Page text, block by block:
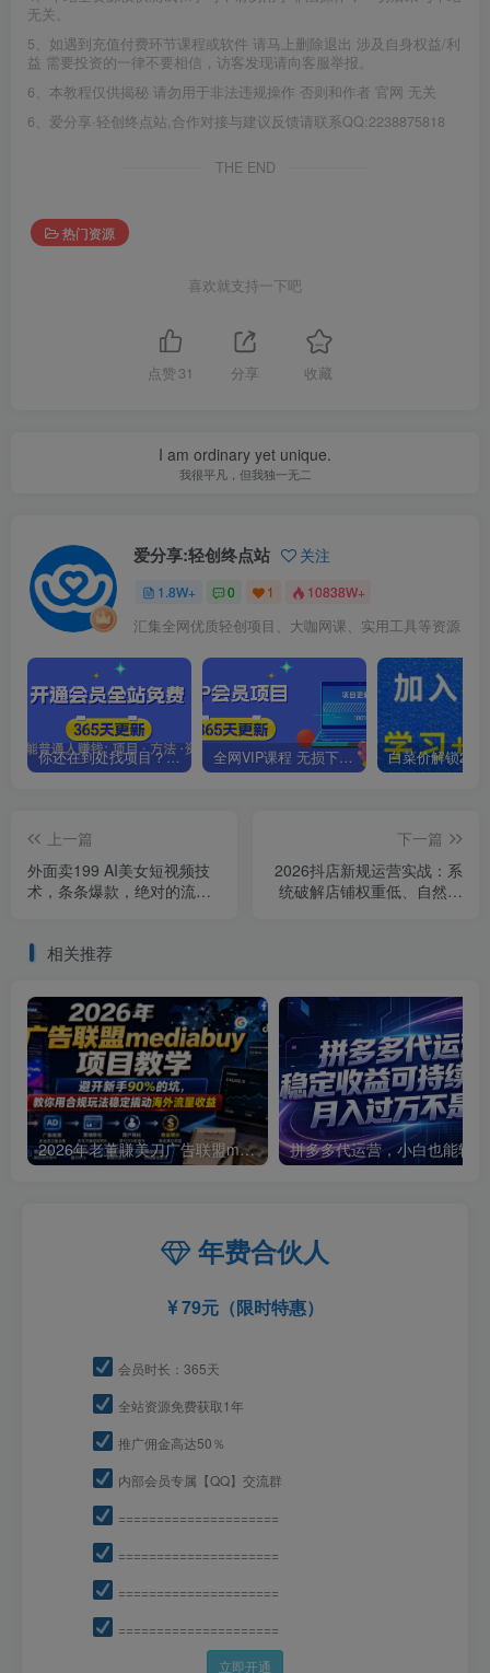
无关。
5、如遇到充值付费环节课程或软件 请马上删除退出 涉及自身权益/利
益 需要投资的一律不要相信，访客发现请向客服举报。
6、本教程仅供揭秘 请勿用于非法违规操作 否则和作者 官网 无关
6、爱分享·轻创终点站,合作对接与建议反馈请联系QQ:2238875818
THE END
热门资源
喜欢就支持一下吧
点赞 31 分享 收藏
I am ordinary yet unique.
我很平凡，但我独一无二
爱分享:轻创终点站 关注
1.8W+ 0 1 10838W+
汇集全网优质轻创项目、大咖网课、实用工具等资源
你还在到处找项目？还在当韭菜？我靠卖项目一个月收入5万+，曾经我也是个失败者。 全网VIP课程 无损下载~.~
上一篇
外面卖199 AI美女短视频技
术，条条爆款，绝对的流量
下一篇
2026抖店新规运营实战：系
统破解店铺权重低、自然流
相关推荐
2026年老董賺美刀广告联盟mediabuy项目教学，避开新手90%的坑，教你用合规玩法稳定撬动海外流量收益
年费合伙人
79元（限时特惠）
会员时长：365天
全站资源免费获取1年
推广佣金高达50％
内部会员专属【QQ】交流群
=====================
=====================
=====================
=====================
立即开通